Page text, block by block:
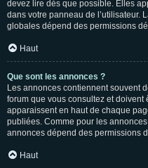
devez lire dès que possible. Elles
dans votre panneau de l’utilisateur.
globales dépend des permissions
Haut
Que sont les annonces ?
Les annonces contiennent souvent
forum que vous consultez et
apparaissent en haut de chaque
publiées. Comme pour les
annonces dépend des permissions
Haut